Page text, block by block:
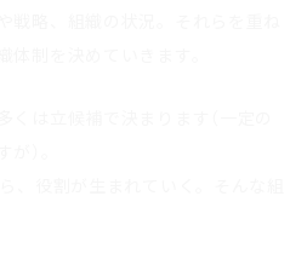
略、組織の状況。それらを重ね
制を決めていきます。
は立候補で決まります（一定の
）。
、役割が生まれていく。そんな組